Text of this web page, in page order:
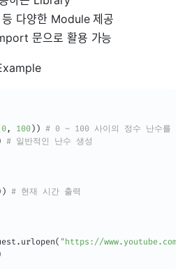
다양한 Module 제공
문으로 활용 가능
0, 100 ) ) # 0 ~ 100 사이의 정수 난수를 생
# 일반적인 난수 생성
) # 현재 시간 출력
. urlopen( "https://www.youtube.com/